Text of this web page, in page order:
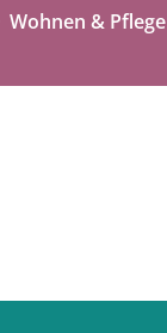
Wohnen & Pflege